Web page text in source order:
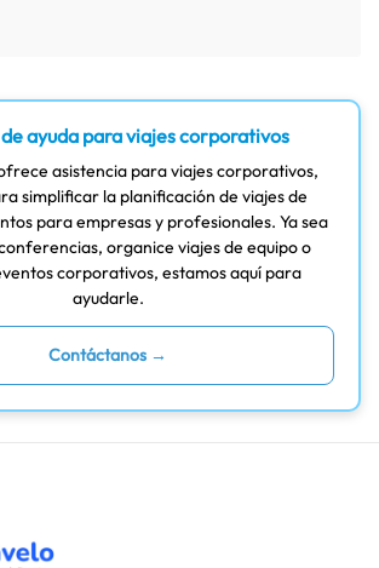
ayuda para viajes corporativos
asistencia para viajes corporativos,
simplificar la planificación de viajes de
para empresas y profesionales. Ya sea
organice viajes de equipo o
corporativos, estamos aquí para
ayudarle.
Contáctanos →